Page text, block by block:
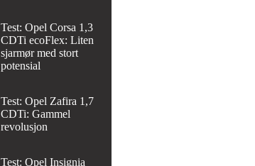
Test: Opel Corsa 1,3
CDTi ecoFlex: Liten
sjarmør med stort
potensial
Test: Opel Zafira 1,7
CDTi: Gammel
revolusjon
Test: Opel Insignia